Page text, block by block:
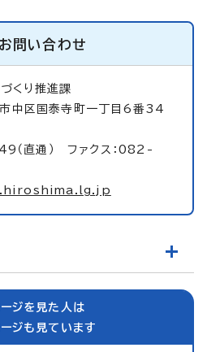
お問い合わせ
くり推進課
区国泰寺町一丁目6番34
直通） ファクス：082-
ジを見た人は
ジも見ています